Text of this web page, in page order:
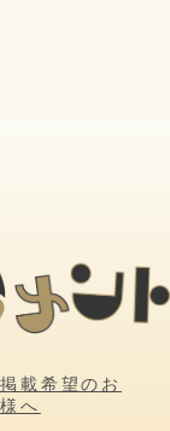
載希望のお
へ